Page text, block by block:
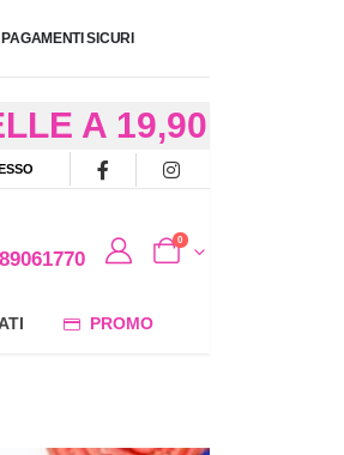
PAGAMENTI SICURI
A 19,90
0
PROMO